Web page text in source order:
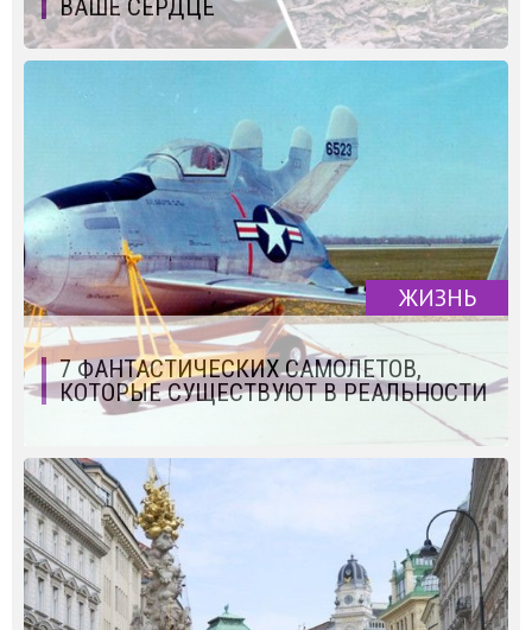
ВАШЕ СЕРДЦЕ
ЖИЗНЬ
7 ФАНТАСТИЧЕСКИХ САМОЛЕТОВ,
КОТОРЫЕ СУЩЕСТВУЮТ В РЕАЛЬНОСТИ